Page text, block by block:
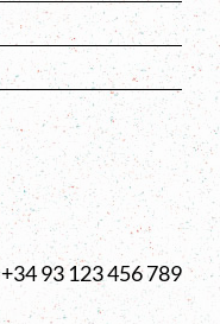
+34 93 123 456 789